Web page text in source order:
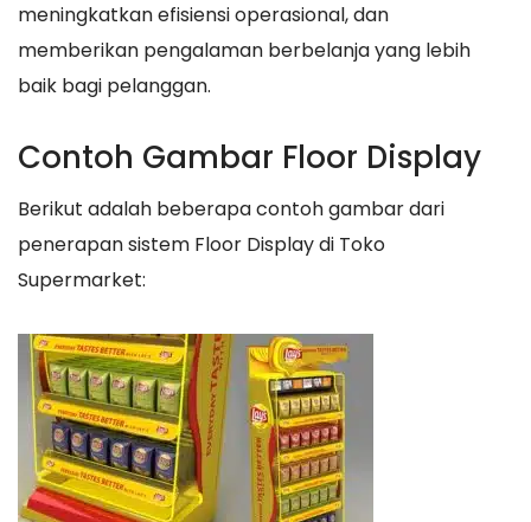
meningkatkan efisiensi operasional, dan
memberikan pengalaman berbelanja yang lebih
baik bagi pelanggan.
Contoh Gambar Floor Display
Berikut adalah beberapa contoh gambar dari
penerapan sistem Floor Display di Toko
Supermarket: